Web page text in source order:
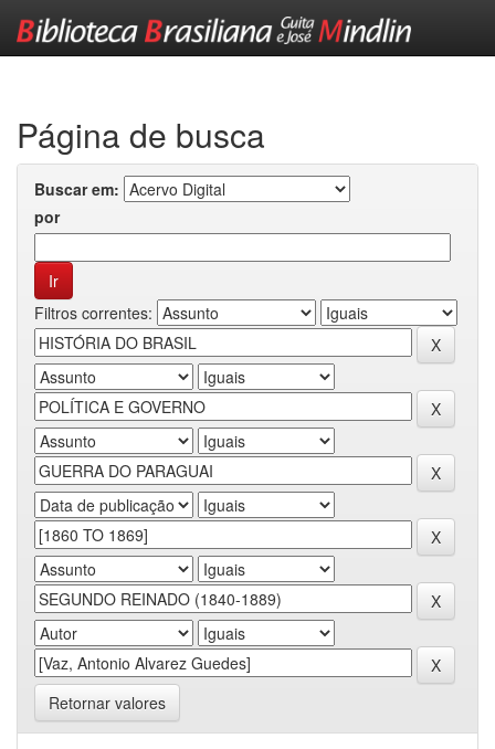
Página de busca
Buscar em:
por
Filtros correntes:
Retornar valores